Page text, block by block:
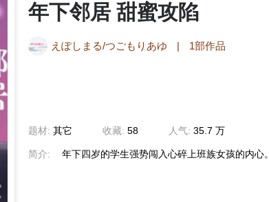
年下邻居 甜蜜攻陷
えぽしまる/つごもりあゆ | 1部作品
题材: 其它 收藏: 58 人气: 35.7 万
简介: 年下四岁的学生强势闯入心碎上班族女孩的内心。